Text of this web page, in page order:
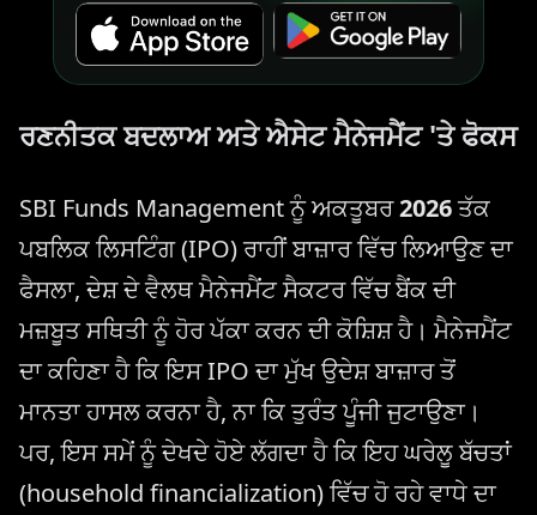
ਰਣਨੀਤਕ ਬਦਲਾਅ ਅਤੇ ਐਸੇਟ ਮੈਨੇਜਮੈਂਟ 'ਤੇ ਫੋਕਸ
SBI Funds Management ਨੂੰ ਅਕਤੂਬਰ2026ਤੱਕ
ਪਬਲਿਕ ਲਿਸਟਿੰਗ (IPO) ਰਾਹੀਂ ਬਾਜ਼ਾਰ ਵਿੱਚ ਲਿਆਉਣ ਦਾ
ਫੈਸਲਾ, ਦੇਸ਼ ਦੇ ਵੈਲਥ ਮੈਨੇਜਮੈਂਟ ਸੈਕਟਰ ਵਿੱਚ ਬੈਂਕ ਦੀ
ਮਜ਼ਬੂਤ ਸਥਿਤੀ ਨੂੰ ਹੋਰ ਪੱਕਾ ਕਰਨ ਦੀ ਕੋਸ਼ਿਸ਼ ਹੈ। ਮੈਨੇਜਮੈਂਟ
ਦਾ ਕਹਿਣਾ ਹੈ ਕਿ ਇਸ IPO ਦਾ ਮੁੱਖ ਉਦੇਸ਼ ਬਾਜ਼ਾਰ ਤੋਂ
ਮਾਨਤਾ ਹਾਸਲ ਕਰਨਾ ਹੈ, ਨਾ ਕਿ ਤੁਰੰਤ ਪੂੰਜੀ ਜੁਟਾਉਣਾ।
ਪਰ, ਇਸ ਸਮੇਂ ਨੂੰ ਦੇਖਦੇ ਹੋਏ ਲੱਗਦਾ ਹੈ ਕਿ ਇਹ ਘਰੇਲੂ ਬੱਚਤਾਂ
(household financialization) ਵਿੱਚ ਹੋ ਰਹੇ ਵਾਧੇ ਦਾ